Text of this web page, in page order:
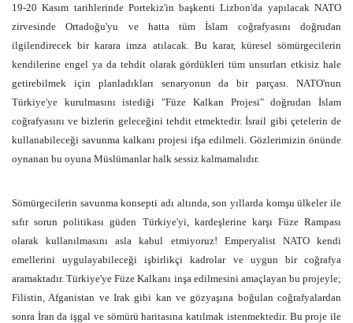
19-20 Kasım tarihlerinde Portekiz'in başkenti Lizbon'da yapılacak NATO
zirvesinde Ortadoğu'yu ve hatta tüm İslam coğrafyasını doğrudan
ilgilendirecek bir karara imza atılacak. Bu karar, küresel sömürgecilerin
kendilerine engel ya da tehdit olarak gördükleri tüm unsurları etkisiz hale
getirebilmek için planladıkları senaryonun da bir parçası. NATO'nun
Türkiye'ye kurulmasını istediği "Füze Kalkan Projesi" doğrudan İslam
coğrafyasını ve bizlerin geleceğini tehdit etmektedir. İsrail gibi çetelerin de
kullanabileceği savunma kalkanı projesi ifşa edilmeli. Gözlerimizin önünde
oynanan bu oyuna Müslümanlar halk sessiz kalmamalıdır.
Sömürgecilerin savunma konsepti adı altında, son yıllarda komşu ülkeler ile
sıfır sorun politikası güden Türkiye'yi, kardeşlerine karşı Füze Rampası
olarak kullanılmasını asla kabul etmiyoruz! Emperyalist NATO kendi
emellerini uygulayabileceği işbirlikçi kadrolar ve uygun bir coğrafya
aramaktadır. Türkiye'ye Füze Kalkanı inşa edilmesini amaçlayan bu projeyle;
Filistin, Afganistan ve Irak gibi kan ve gözyaşına boğulan coğrafyalardan
sonra İran da işgal ve sömürü haritasına katılmak istenmektedir. Bu proje ile